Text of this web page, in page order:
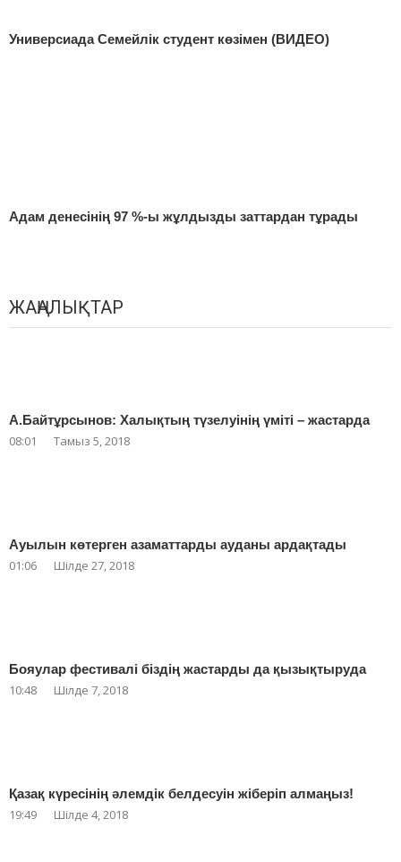
Универсиада Семейлік студент көзімен (ВИДЕО)
Адам денесінің 97 %-ы жұлдызды заттардан тұрады
ЖАҢАЛЫҚТАР
А.Байтұрсынов: Халықтың түзелуінің үміті – жастарда
08:01 Тамыз 5, 2018
Ауылын көтерген азаматтарды ауданы ардақтады
01:06 Шілде 27, 2018
Бояулар фестивалі біздің жастарды да қызықтыруда
10:48 Шілде 7, 2018
Қазақ күресінің әлемдік белдесуін жіберіп алмаңыз!
19:49 Шілде 4, 2018